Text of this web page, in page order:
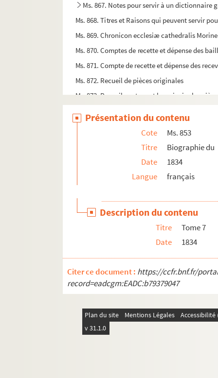
Ms. 867. Notes pour servir à un dictionnaire
Ms. 868. Titres et Raisons qui peuvent servir
Ms. 869. Chronicon ecclesiæ cathedralis
Ms. 870. Comptes de recette et dépense des
Ms. 871. Compte de recette et dépense des
Ms. 872. Recueil de pièces originales
Ms. 873. Recueil contenant les principales
Ms. 880. Catalogues de la bibliothèque de la
Ms. 881. Traité de la lumière
Ms. 882. Extrait de divers auteurs
Ms. 883. Livre d'heures à l'usage de Nantes
Ms. 884. Henri de Laplane, Les abbés de Saint
Ms. 885. Recueil de pièces
Ms. 886. Mémoires pour les Dominicains de
Ms. 887. Papiers provenant de M. Dufaitelle
Présentation du contenu
Cote
Ms. 853
Titre
Biographie du
Date
1834
Langue
français
Description du contenu
Titre
Tome 7
Date
1834
Citer ce document : https://ccfr.bnf.fr/
record=eadcgm:EADC:b79379047
Plan du site Mentions Légales
v 31.1.0